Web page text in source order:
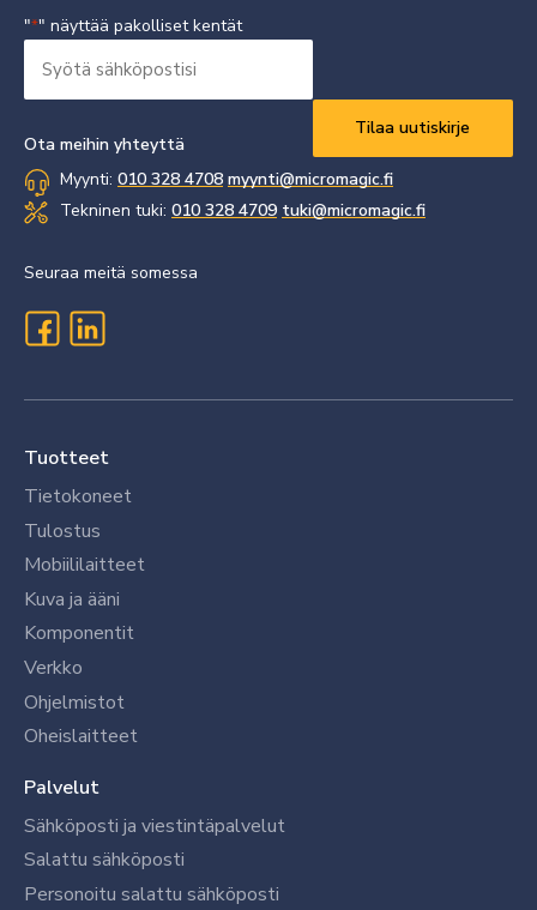
"*" näyttää pakolliset kentät
sähköpostisi
Ota meihin yhteyttä
Myynti: 010 328 4708 myynti@micromagic.fi
Tekninen tuki: 010 328 4709 tuki@micromagic.fi
Seuraa meitä somessa
Tuotteet
Tietokoneet
Tulostus
Mobiililaitteet
Kuva ja ääni
Komponentit
Verkko
Ohjelmistot
Oheislaitteet
Palvelut
Sähköposti ja viestintäpalvelut
Salattu sähköposti
Personoitu salattu sähköposti